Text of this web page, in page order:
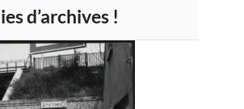
d’archives !